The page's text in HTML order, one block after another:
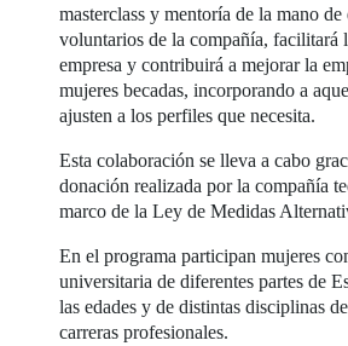
masterclass y mentoría de la mano de
voluntarios de la compañía, facilitará
empresa y contribuirá a mejorar la
mujeres becadas, incorporando a
ajusten a los perfiles que necesita.
Esta colaboración se lleva a cabo
donación realizada por la compañía
marco de la Ley de Medidas
En el programa participan mujeres
universitaria de diferentes partes de
las edades y de distintas disciplinas
carreras profesionales.